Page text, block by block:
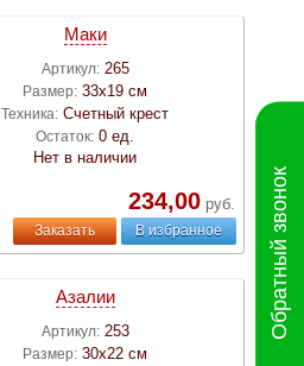
Маки
Артикул: 265
Размер: 33х19 см
Техника: Счетный крест
Остаток: 0 ед.
Нет в наличии
234,00руб.
Заказать В избранное
Азалии
Артикул: 253
Размер: 30х22 см
Обратный звонок